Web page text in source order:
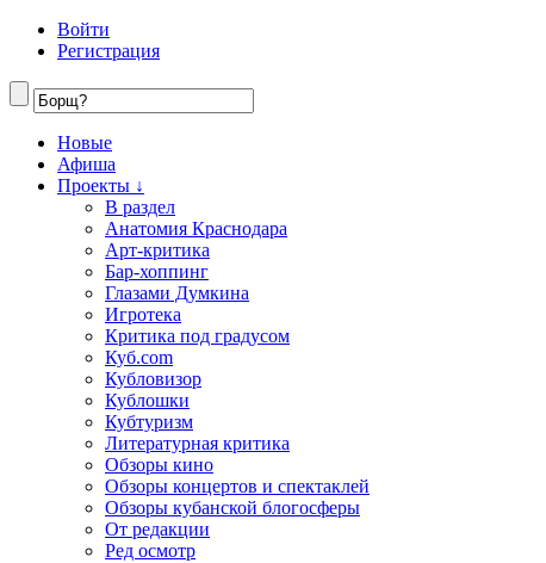
Войти
Регистрация
Новые
Афиша
Проекты ↓
В раздел
Анатомия Краснодара
Арт-критика
Бар-хоппинг
Глазами Думкина
Игротека
Критика под градусом
Куб.com
Кубловизор
Кублошки
Кубтуризм
Литературная критика
Обзоры кино
Обзоры концертов и спектаклей
Обзоры кубанской блогосферы
От редакции
Ред осмотр